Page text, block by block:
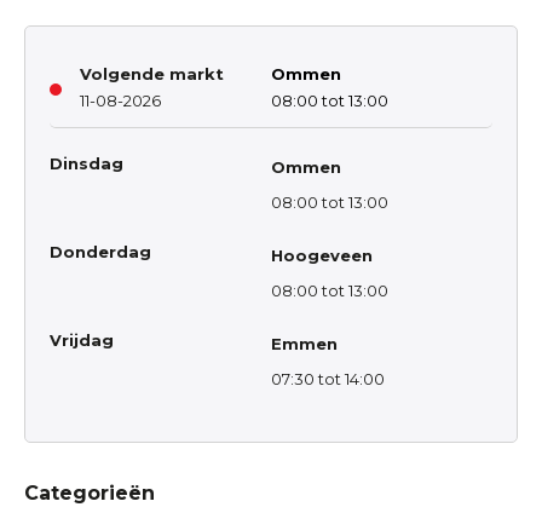
Volgende markt
11-08-2026
Ommen
08:00 tot 13:00
Dinsdag
Ommen
08:00 tot 13:00
Donderdag
Hoogeveen
08:00 tot 13:00
Vrijdag
Emmen
07:30 tot 14:00
Categorieën